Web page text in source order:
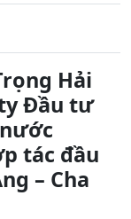
Hải
Đầu tư
tác đầu
– Cha